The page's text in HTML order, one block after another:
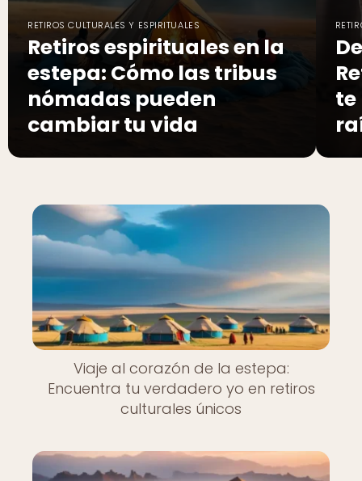
RETIROS CULTURALES Y ESPIRITUALES
Retiros espirituales en la
estepa: Cómo las tribus
nómadas pueden
cambiar tu vida
te
Viaje al corazón de la estepa:
Encuentra tu verdadero yo en retiros
culturales únicos